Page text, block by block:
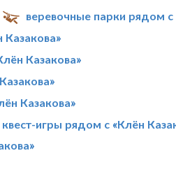
веревочные парки рядом с
Казакова»
Казакова»
квест-игры рядом с «Клён